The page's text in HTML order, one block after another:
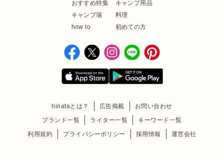
おすすめ特集
キャンプ用品
キャンプ場
料理
how to
初めての方
hinataとは？ 広告掲載
お問い合わせ
ブランド一覧
ライター一覧
キーワード一覧
利用規約
プライバシーポリシー 採用情報 運営会社